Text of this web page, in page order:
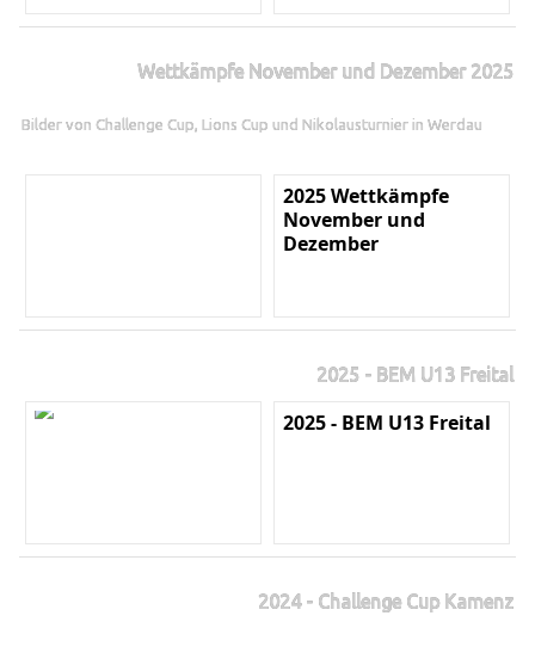
Wettkämpfe November und Dezember 2025
Bilder von Challenge Cup, Lions Cup und Nikolausturnier in Werdau
2025 Wettkämpfe
November und
Dezember
2025 - BEM U13 Freital
2025 - BEM U13 Freital
2024 - Challenge Cup Kamenz